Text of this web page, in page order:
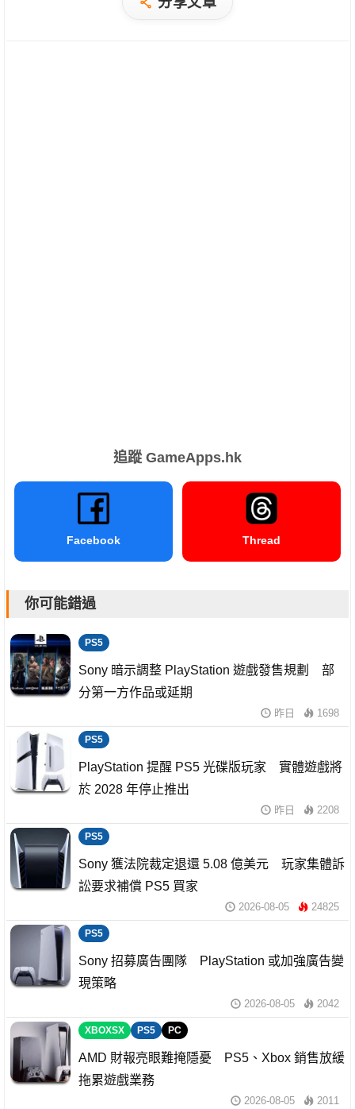
追蹤 GameApps.hk
Facebook Thread
你可能錯過
PS5
Sony 暗示調整 PlayStation 遊戲發售規劃 部
分第一方作品或延期
昨日 1698
PS5
PlayStation 提醒 PS5 光碟版玩家 實體遊戲將
於 2028 年停止推出
昨日 2208
PS5
Sony 獲法院裁定退還 5.08 億美元 玩家集體訴
訟要求補償 PS5 買家
2026-08-05 24825
PS5
Sony 招募廣告團隊 PlayStation 或加強廣告變
現策略
2026-08-05 2042
XBOXSX PS5 PC
AMD 財報亮眼難掩隱憂 PS5、Xbox 銷售放緩
拖累遊戲業務
2026-08-05 2011